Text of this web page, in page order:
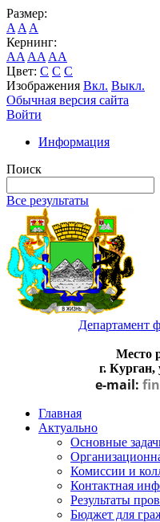
Размер:
A A A
Кернинг:
AA AA AA
Цвет: C C C
Изображения Вкл. Выкл.
Обычная версия сайта
Войти
Информация
Поиск
Все результаты
Департамент
Место
г. Курган,
e-mail:
Главная
Актуально
Основные
Комиссии и
Контактная
Результаты
Бюджет для